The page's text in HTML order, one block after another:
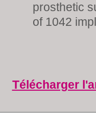
prosthetic
of 1042
Télécharger